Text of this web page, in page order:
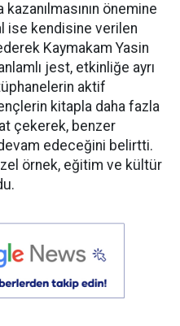
kazanılmasının önemine
ise kendisine verilen
Kaymakam Yasin
jest, etkinliğe ayrı
aktif
kitapla daha fazla
çekerek, benzer
edeceğini belirtti.
örnek, eğitim ve kültür